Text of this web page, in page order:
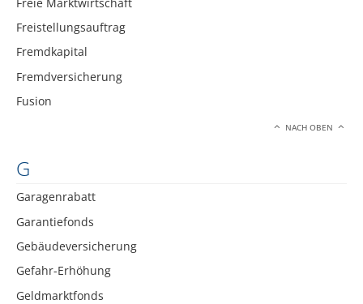
Freistellungsauftrag
Fremdkapital
Fremdversicherung
Fusion
NACH OBEN
G
Garagenrabatt
Garantiefonds
Gebäudeversicherung
Gefahr-Erhöhung
Geldmarktfonds